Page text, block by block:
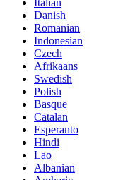
Danish
Romanian
Indonesian
Czech
Afrikaans
Swedish
Polish
Basque
Catalan
Esperanto
Hindi
Lao
Albanian